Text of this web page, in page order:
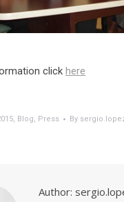
click here
, Blog, Press By
Author: